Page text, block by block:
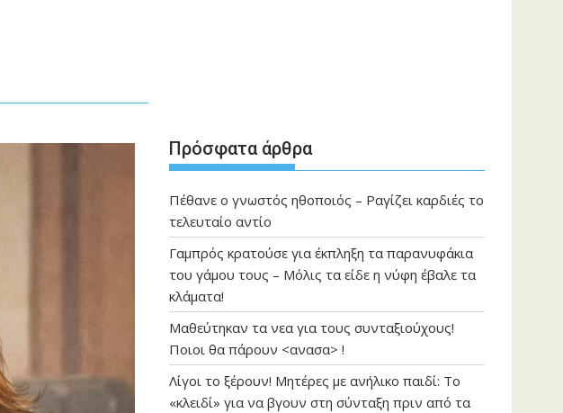
Πρόσφατα άρθρα
Πέθανε ο γνωστός ηθοποιός – Ραγίζει καρδιές το
τελευταίο αντίο
Γαμπρός κρατούσε για έκπληξη τα παρανυφάκια
του γάμου τους – Μόλις τα είδε η νύφη έβαλε τα
κλάματα!
Μαθεύτηκαν τα νεα για τους συνταξιούχους!
Ποιοι θα πάρουν <ανασα> !
Λίγοι το ξέρουν! Μητέρες με ανήλικο παιδί: Το
«κλειδί» για να βγουν στη σύνταξη πριν από τα